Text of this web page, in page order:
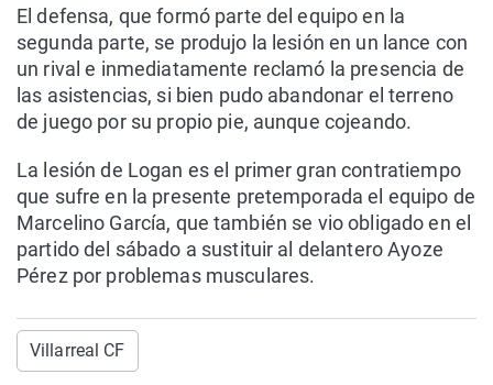
El defensa, que formó parte del equipo en la
segunda parte, se produjo la lesión en un lance con
un rival e inmediatamente reclamó la presencia de
las asistencias, si bien pudo abandonar el terreno
de juego por su propio pie, aunque cojeando.
La lesión de Logan es el primer gran contratiempo
que sufre en la presente pretemporada el equipo de
Marcelino García, que también se vio obligado en el
partido del sábado a sustituir al delantero Ayoze
Pérez por problemas musculares.
Villarreal CF